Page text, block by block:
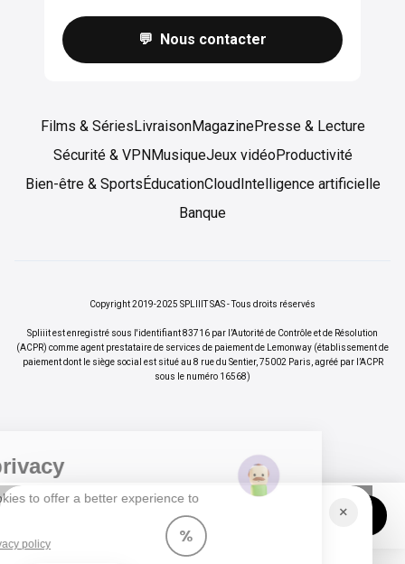
Your privacy
We use cookies to offer a better experience to
Read our privacy policy
💬 Nous contacter
Films & SériesLivraisonMagazinePresse & Lecture
Sécurité & VPNMusiqueJeux vidéoProductivité
Bien-être & SportsÉducationCloudIntelligence artificielle
Banque
Copyright 2019-2025 SPLIIIT SAS - Tous droits réservés
Spliiit est enregistré sous l'identifiant 83716 par l’Autorité de Contrôle et de Résolution
(ACPR) comme agent prestataire de services de paiement de Lemonway (établissement de
paiement dont le siège social est situé au 8 rue du Sentier, 75002 Paris, agréé par l’ACPR
sous le numéro 16568)
×
%
Vos abonnements jusqu'à -70% Rejoindre